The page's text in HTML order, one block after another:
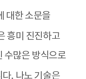
대한 소문을
흥미 진진하고
수많은 방식으로
다. 나노 기술은